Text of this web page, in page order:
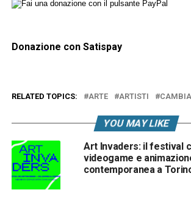
Donazione con Satispay
RELATED TOPICS: ARTE ARTISTI
YOU MAY LIKE
Art Invaders: il festival
videogame e
contemporanea a